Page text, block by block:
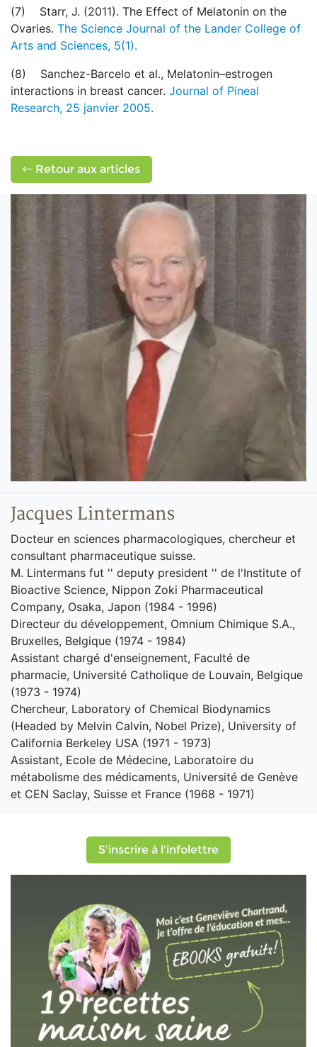
(7) Starr, J. (2011). The Effect of Melatonin on the
Ovaries. The Science Journal of the Lander College of
Arts and Sciences, 5(1).
(8) Sanchez-Barcelo et al., Melatonin–estrogen
interactions in breast cancer. Journal of Pineal
Research, 25 janvier 2005.
Retour aux articles
Jacques Lintermans
Docteur en sciences pharmacologiques, chercheur et
consultant pharmaceutique suisse.
M. Lintermans fut '' deputy president '' de l'Institute of
Bioactive Science, Nippon Zoki Pharmaceutical
Company, Osaka, Japon (1984 - 1996)
Directeur du développement, Omnium Chimique S.A.,
Bruxelles, Belgique (1974 - 1984)
Assistant chargé d'enseignement, Faculté de
pharmacie, Université Catholique de Louvain, Belgique
(1973 - 1974)
Chercheur, Laboratory of Chemical Biodynamics
(Headed by Melvin Calvin, Nobel Prize), University of
California Berkeley USA (1971 - 1973)
Assistant, Ecole de Médecine, Laboratoire du
métabolisme des médicaments, Université de Genève
et CEN Saclay, Suisse et France (1968 - 1971)
S'inscrire à l'infolettre